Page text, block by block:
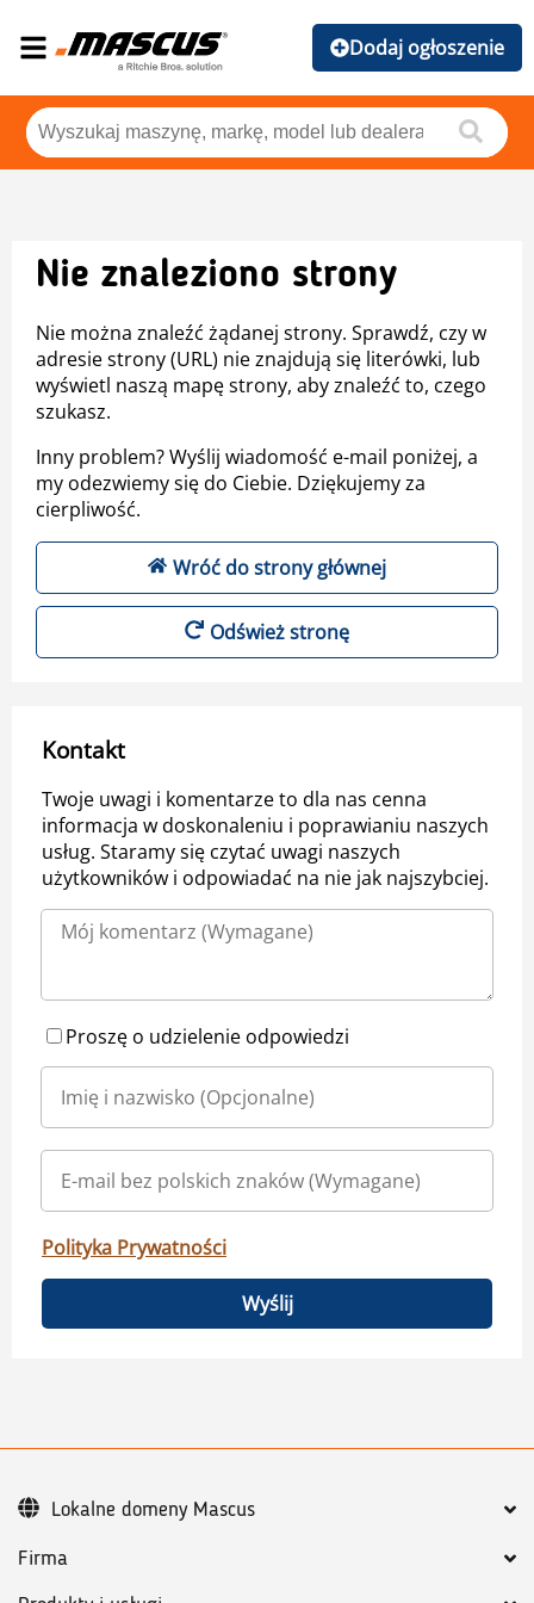
Dodaj ogłoszenie
Nie znaleziono strony
Nie można znaleźć żądanej strony. Sprawdź, czy w
adresie strony (URL) nie znajdują się literówki, lub
wyświetl naszą mapę strony, aby znaleźć to, czego
szukasz.
Inny problem? Wyślij wiadomość e-mail poniżej, a
my odezwiemy się do Ciebie. Dziękujemy za
cierpliwość.
Wróć do strony głównej
Odśwież stronę
Kontakt
Twoje uwagi i komentarze to dla nas cenna
informacja w doskonaleniu i poprawianiu naszych
usług. Staramy się czytać uwagi naszych
użytkowników i odpowiadać na nie jak najszybciej.
Proszę o udzielenie odpowiedzi
Polityka Prywatności
Wyślij
Firma
Lokalne domeny Mascus